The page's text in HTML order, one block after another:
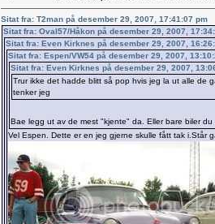
Sitat fra: T2man på desember 29, 2007, 17:41:07 pm
Sitat fra: Oval57/Håkon på desember 29, 2007,
Sitat fra: Even Kirknes på desember 29, 2007,
Sitat fra: Espen/VW54 på desember 29, 2007,
Sitat fra: Even Kirknes på desember 29, 2007,
Trur ikke det hadde blitt så pop hvis jeg la ut alle de
tenker jeg
Bae legg ut av de mest "kjente" da. Eller bare biler
Vel Espen. Dette er en jeg gjerne skulle fått tak i.Står